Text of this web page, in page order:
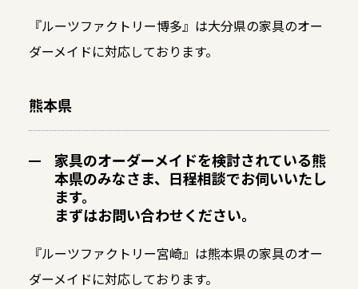
『ルーツファクトリー博多』は大分県の家具のオー
ダーメイドに対応しております。
熊本県
家具のオーダーメイドを検討されている熊
本県のみなさま、日程相談でお伺いいたし
ます。
まずはお問い合わせください。
『ルーツファクトリー宮崎』は熊本県の家具のオー
ダーメイドに対応しております。